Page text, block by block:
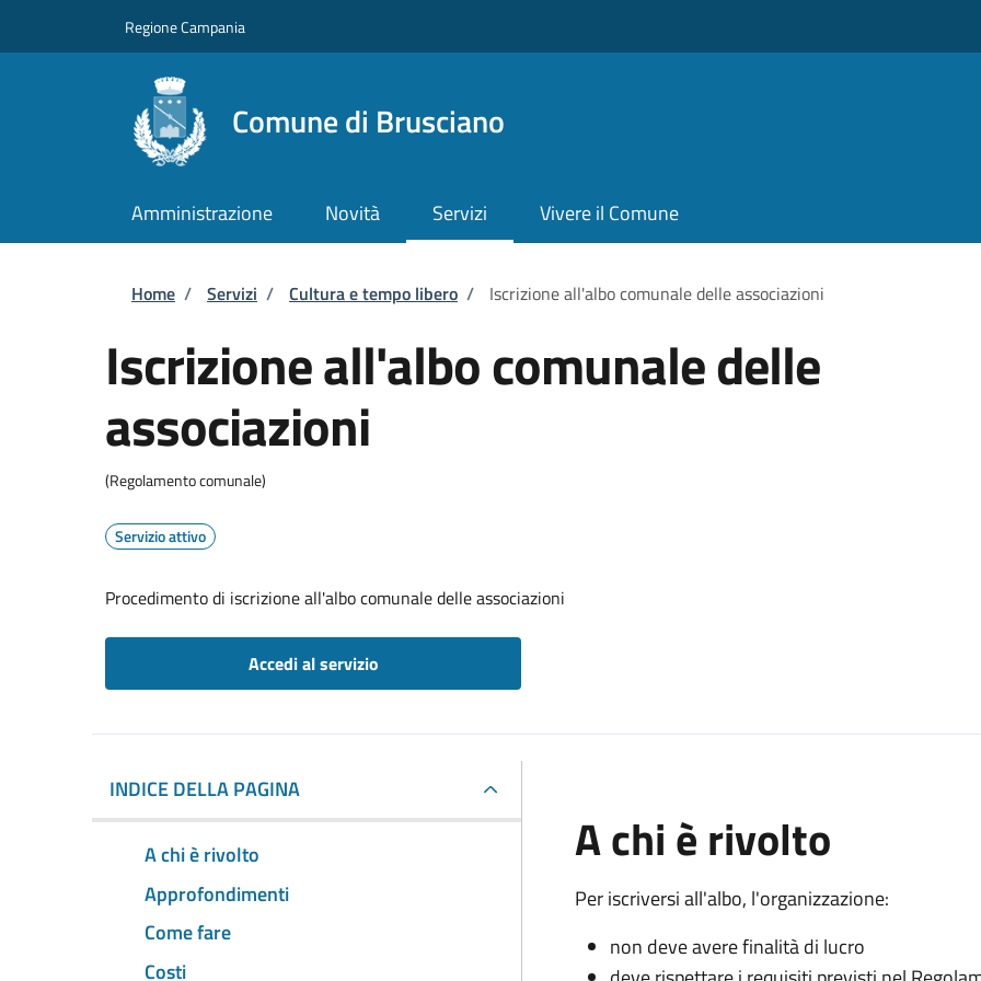
Regione Campania
Comune di Brusciano
Amministrazione Novità Servizi Vivere il Comune
Briciole di pane
Home / Servizi / Cultura e tempo libero / Iscrizione all'albo comunale delle associazioni
Iscrizione all'albo comunale delle
associazioni
(Regolamento comunale)
Servizio attivo
Procedimento di iscrizione all'albo comunale delle associazioni
Accedi al servizio
INDICE DELLA PAGINA
A chi è rivolto
Approfondimenti
Come fare
Costi
A chi è rivolto
Per iscriversi all'albo, l'organizzazione:
non deve avere finalità di lucro